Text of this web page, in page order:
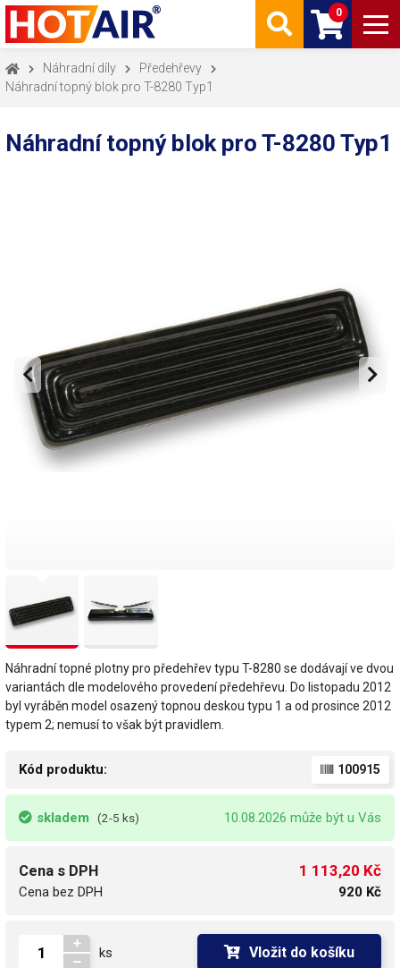
0
Náhradní díly
Předehřevy
Náhradní topný blok pro T-8280 Typ1
Náhradní topný blok pro T-8280 Typ1
Náhradní topné plotny pro předehřev typu T-8280 se dodávají ve dvou
variantách dle modelového provedení předehřevu. Do listopadu 2012
byl vyráběn model osazený topnou deskou typu 1 a od prosince 2012
typem 2; nemusí to však být pravidlem.
Kód produktu: 100915
skladem (2-5 ks) 10.08.2026 může být u Vás
Cena s DPH
Cena bez DPH
1 113,20 Kč
920 Kč
ks Vložit do košíku